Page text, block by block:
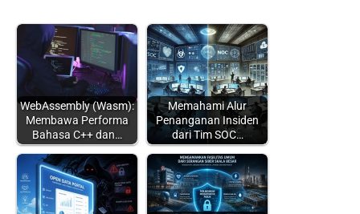
WebAssembly (Wasm):
Membawa Performa
Bahasa C++ dan…
Memahami Alur
Penanganan Insiden
dari Tim SOC…